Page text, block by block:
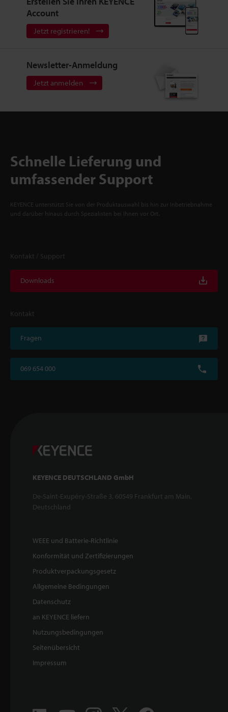
Account
Jetzt registrieren!
Newsletter-Anmeldung
Jetzt anmelden
Schnelle Lieferung und
umfassender Support
KEYENCE unterstützt Sie von der Produktauswahl bis hin zur Inbetriebnahme
und darüber hinaus durch Spezialisten bei Ihnen vor Ort.
Kontakt / Support
Downloads
Kontakt
Fragen
069 654 000
KEYENCE DEUTSCHLAND GmbH
De-Saint-Exupéry-Straße 3, 60549 Frankfurt am Main,
Deutschland
WEEE und Batterie-Richtlinie
Konformität und Zertifizierungen
Produktverpackungsgesetz
Allgemeine Bedingungen
Datenschutz
an KEYENCE liefern
Nutzungsbedingungen
Seitenübersicht
Impressum